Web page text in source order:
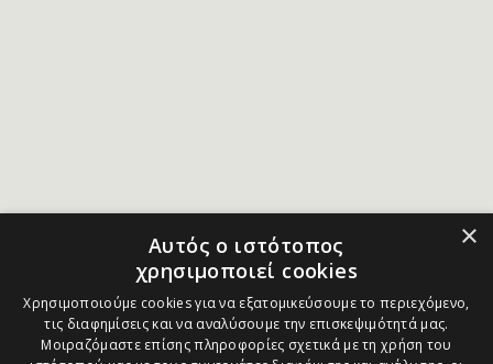
×
Αυτός ο ιστότοπος
χρησιμοποιεί cookies
Χρησιμοποιούμε cookies για να εξατομικεύσουμε το περιεχόμενο,
τις διαφημίσεις και να αναλύσουμε την επισκεψιμότητά μας.
Μοιραζόμαστε επίσης πληροφορίες σχετικά με τη χρήση του